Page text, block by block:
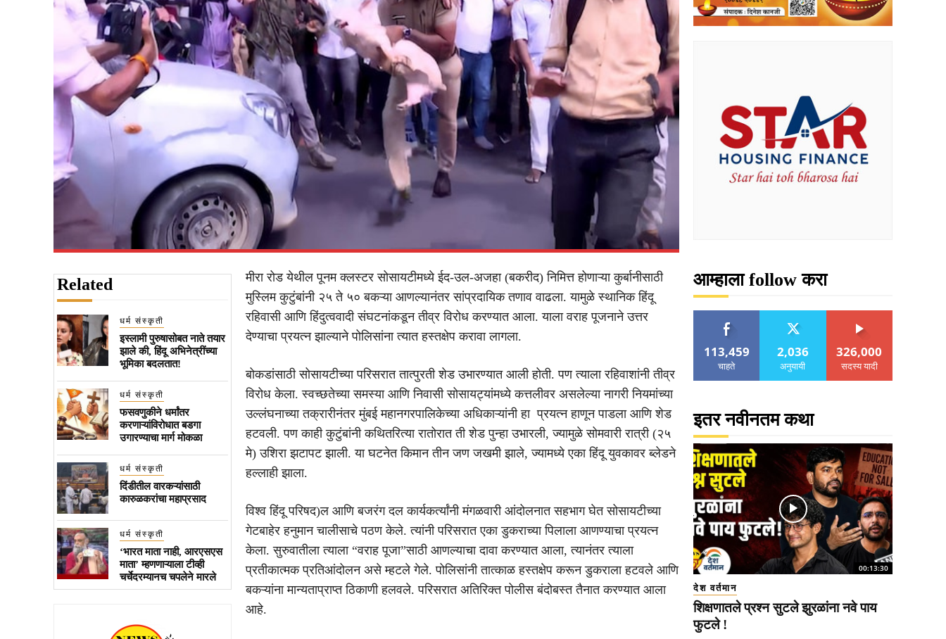
Related
धर्म संस्कृती
इस्लामी पुरुषासोबत नाते तयार
झाले की, हिंदू अभिनेत्रींच्या
भूमिका बदलतात!
धर्म संस्कृती
फसवणुकीने धर्मांतर
करणाऱ्यांविरोधात बडगा
उगारण्याचा मार्ग मोकळा
धर्म संस्कृती
दिंडीतील वारकऱ्यांसाठी
कारुळकरांचा महाप्रसाद
धर्म संस्कृती
‘भारत माता नाही, आरएसएस
माता’ म्हणणाऱ्याला टीव्ही
चर्चेदरम्यानच चपलेने मारले
मीरा रोड येथील पूनम क्लस्टर सोसायटीमध्ये ईद-उल-अजहा (बकरीद) निमित्त होणाऱ्या कुर्बानीसाठी
मुस्लिम कुटुंबांनी २५ ते ५० बकऱ्या आणल्यानंतर सांप्रदायिक तणाव वाढला. यामुळे स्थानिक हिंदू
रहिवासी आणि हिंदुत्ववादी संघटनांकडून तीव्र विरोध करण्यात आला. याला वराह पूजनाने उत्तर
देण्याचा प्रयत्न झाल्याने पोलिसांना त्यात हस्तक्षेप करावा लागला.
बोकडांसाठी सोसायटीच्या परिसरात तात्पुरती शेड उभारण्यात आली होती. पण त्याला रहिवाशांनी तीव्र
विरोध केला. स्वच्छतेच्या समस्या आणि निवासी सोसायट्यांमध्ये कत्तलीवर असलेल्या नागरी नियमांच्या
उल्लंघनाच्या तक्रारीनंतर मुंबई महानगरपालिकेच्या अधिकाऱ्यांनी हा प्रयत्न हाणून पाडला आणि शेड
हटवली. पण काही कुटुंबांनी कथितरित्या रातोरात ती शेड पुन्हा उभारली, ज्यामुळे सोमवारी रात्री (२५
मे) उशिरा झटापट झाली. या घटनेत किमान तीन जण जखमी झाले, ज्यामध्ये एका हिंदू युवकावर ब्लेडने
हल्लाही झाला.
विश्व हिंदू परिषद)ल आणि बजरंग दल कार्यकर्त्यांनी मंगळवारी आंदोलनात सहभाग घेत सोसायटीच्या
गेटबाहेर हनुमान चालीसाचे पठण केले. त्यांनी परिसरात एका डुकराच्या पिलाला आणण्याचा प्रयत्न
केला. सुरुवातीला त्याला “वराह पूजा”साठी आणल्याचा दावा करण्यात आला, त्यानंतर त्याला
प्रतीकात्मक प्रतिआंदोलन असे म्हटले गेले. पोलिसांनी तात्काळ हस्तक्षेप करून डुकराला हटवले आणि
बकऱ्यांना मान्यताप्राप्त ठिकाणी हलवले. परिसरात अतिरिक्त पोलीस बंदोबस्त तैनात करण्यात आला
आहे.
आम्हाला follow करा
113,459
चाहते
2,036
अनुयायी
326,000
सदस्य यादी
इतर नवीनतम कथा
00:13:30
देश वर्तमान
शिक्षणातले प्रश्न सुटले झुरळांना नवे पाय
फुटले !